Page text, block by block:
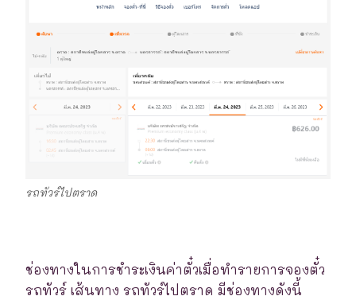
รถทัวร์ไปตราด
ช่องทางในการชำระเงินค่าตั๋วเมื่อทำรายการจองตั๋ว
รถทัวร์ เส้นทาง รถทัวร์ไปตราด มีช่องทางดังนี้